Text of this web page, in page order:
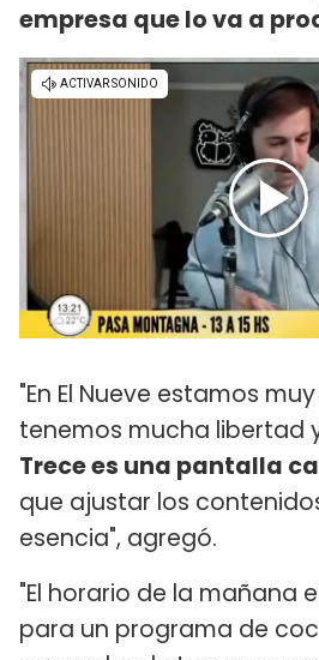
empresa que lo va a
"En El Nueve estamos
tenemos mucha libertad
Trece es una pantalla
que ajustar los
esencia", agregó.
"El horario de la mañana
para un programa de